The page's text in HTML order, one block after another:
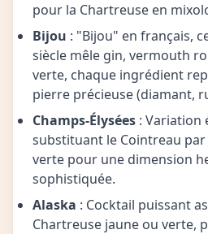
pour la Chartreuse en
Bijou : "Bijou" en français,
siècle mêle gin, vermouth
verte, chaque ingrédient
pierre précieuse (diamant,
Champs-Élysées : Variation
substituant le Cointreau
verte pour une dimension
sophistiquée.
Alaska : Cocktail puissant
Chartreuse jaune ou verte,